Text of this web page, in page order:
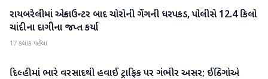
રાષ્ટ્રીય
રાયબરેલીમાં એન્કાઉન્ટર બાદ ચોરોની ગેંગની ધરપકડ, પોલીસે 12.4 કિલો
ચાંદીના દાગીના જપ્ત કર્યા
17 કલાક પહેલા
રાષ્ટ્રીય
દિલ્હીમાં ભારે વરસાદથી હવાઈ ટ્રાફિક પર ગંભીર અસર; ઈન્ડિગોએ